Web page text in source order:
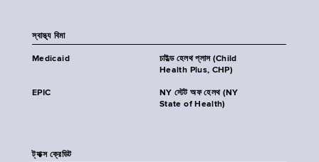
স্বাস্থ্য বিমা
Medicaid
চাইল্ড হেলথ প্লাস (Child
Health Plus, CHP)
EPIC
NY স্টেট অফ হেলথ (NY
State of Health)
ট্যাক্স ক্রেডিট